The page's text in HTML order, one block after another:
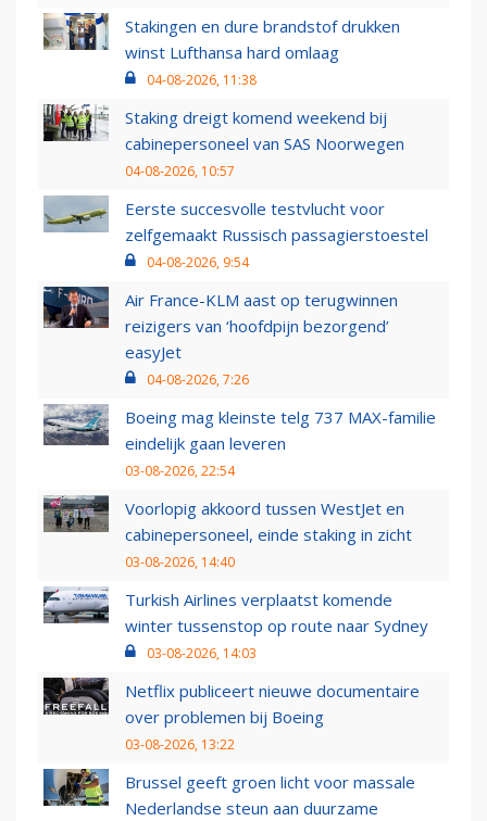
Stakingen en dure brandstof drukken
winst Lufthansa hard omlaag
04-08-2026, 11:38
Staking dreigt komend weekend bij
cabinepersoneel van SAS Noorwegen
04-08-2026, 10:57
Eerste succesvolle testvlucht voor
zelfgemaakt Russisch passagierstoestel
04-08-2026, 9:54
Air France-KLM aast op terugwinnen
reizigers van ‘hoofdpijn bezorgend’
easyJet
04-08-2026, 7:26
Boeing mag kleinste telg 737 MAX-familie
eindelijk gaan leveren
03-08-2026, 22:54
Voorlopig akkoord tussen WestJet en
cabinepersoneel, einde staking in zicht
03-08-2026, 14:40
Turkish Airlines verplaatst komende
winter tussenstop op route naar Sydney
03-08-2026, 14:03
Netflix publiceert nieuwe documentaire
over problemen bij Boeing
03-08-2026, 13:22
Brussel geeft groen licht voor massale
Nederlandse steun aan duurzame